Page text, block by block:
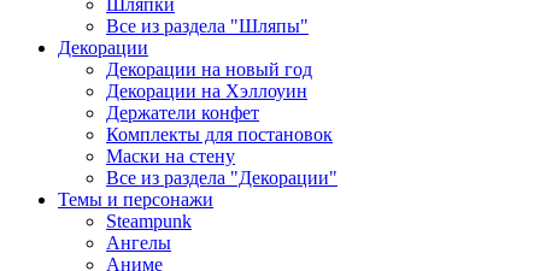
Шляпки
Все из раздела "Шляпы"
Декорации
Декорации на новый год
Декорации на Хэллоуин
Держатели конфет
Комплекты для постановок
Маски на стену
Все из раздела "Декорации"
Темы и персонажи
Steampunk
Ангелы
Аниме